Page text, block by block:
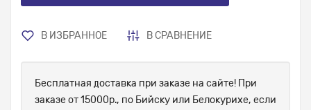
В ИЗБРАННОЕ В СРАВНЕНИЕ
Бесплатная доставка при заказе на сайте! При
заказе от 15000р., по Бийску или Белокурихе, если